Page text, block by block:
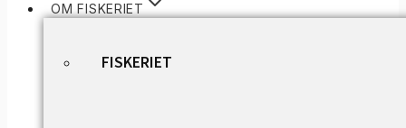
OM FISKERIET
FISKERIET